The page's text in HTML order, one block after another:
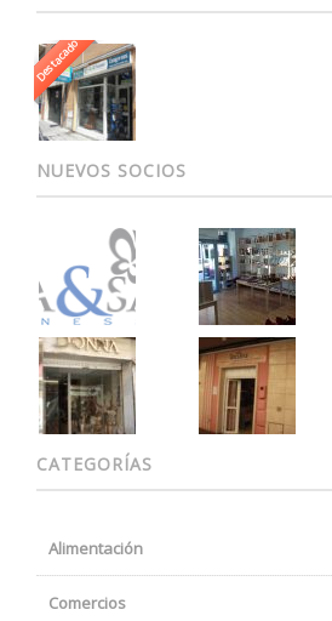
Destacado
NUEVOS SOCIOS
CATEGORÍAS
Alimentación
Comercios